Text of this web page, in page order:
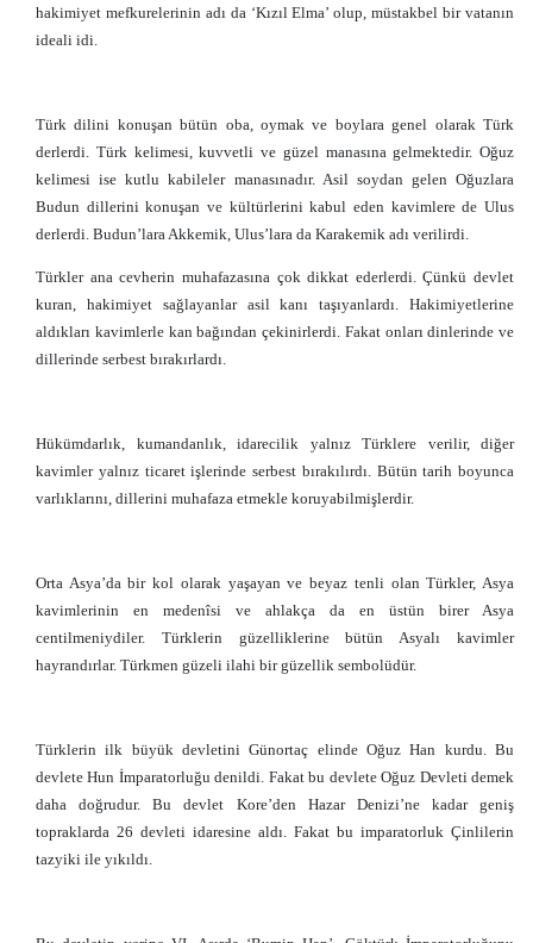
hakimiyet mefkurelerinin adı da ‘Kızıl Elma’ olup, müstakbel bir vatanın
ideali idi.
Türk dilini konuşan bütün oba, oymak ve boylara genel olarak Türk
derlerdi. Türk kelimesi, kuvvetli ve güzel manasına gelmektedir. Oğuz
kelimesi ise kutlu kabileler manasınadır. Asil soydan gelen Oğuzlara
Budun dillerini konuşan ve kültürlerini kabul eden kavimlere de Ulus
derlerdi. Budun’lara Akkemik, Ulus’lara da Karakemik adı verilirdi.
Türkler ana cevherin muhafazasına çok dikkat ederlerdi. Çünkü devlet
kuran, hakimiyet sağlayanlar asil kanı taşıyanlardı. Hakimiyetlerine
aldıkları kavimlerle kan bağından çekinirlerdi. Fakat onları dinlerinde ve
dillerinde serbest bırakırlardı.
Hükümdarlık, kumandanlık, idarecilik yalnız Türklere verilir, diğer
kavimler yalnız ticaret işlerinde serbest bırakılırdı. Bütün tarih boyunca
varlıklarını, dillerini muhafaza etmekle koruyabilmişlerdir.
Orta Asya’da bir kol olarak yaşayan ve beyaz tenli olan Türkler, Asya
kavimlerinin en medenîsi ve ahlakça da en üstün birer Asya
centilmeniydiler. Türklerin güzelliklerine bütün Asyalı kavimler
hayrandırlar. Türkmen güzeli ilahi bir güzellik sembolüdür.
Türklerin ilk büyük devletini Günortaç elinde Oğuz Han kurdu. Bu
devlete Hun İmparatorluğu denildi. Fakat bu devlete Oğuz Devleti demek
daha doğrudur. Bu devlet Kore’den Hazar Denizi’ne kadar geniş
topraklarda 26 devleti idaresine aldı. Fakat bu imparatorluk Çinlilerin
tazyiki ile yıkıldı.